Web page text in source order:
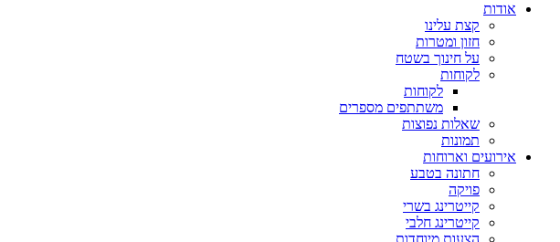
אודות
קצת עלינו
חזון ומטרות
על חינוך בשטח
לקוחות
לקוחות
משתתפים מספרים
שאלות נפוצות
תמונות
אירועים וארוחות
חתונה בטבע
פויקה
קייטרינג בשרי
קייטרינג חלבי
הצעות מיוחדות